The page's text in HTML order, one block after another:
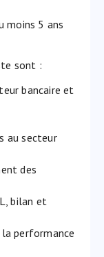
moins 5 ans
sont :
bancaire et
au secteur
des
bilan et
la performance